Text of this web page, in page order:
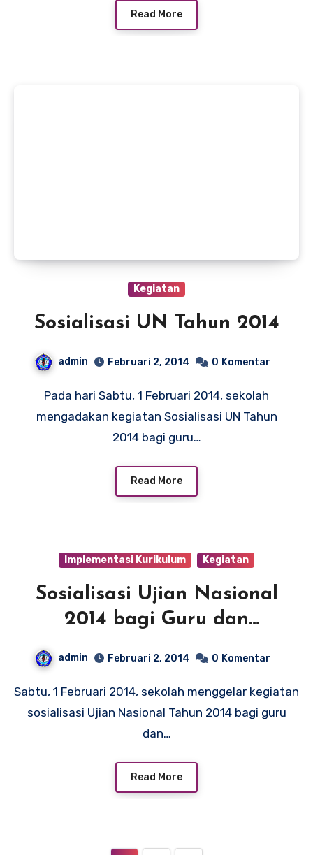
Read More
Kegiatan
Sosialisasi UN Tahun 2014
admin Februari 2, 2014 0 Komentar
Pada hari Sabtu, 1 Februari 2014, sekolah
mengadakan kegiatan Sosialisasi UN Tahun
2014 bagi guru…
Read More
Implementasi Kurikulum Kegiatan
Sosialisasi Ujian Nasional
2014 bagi Guru dan
admin Februari 2, 2014 0 Komentar
Sabtu, 1 Februari 2014, sekolah menggelar kegiatan
sosialisasi Ujian Nasional Tahun 2014 bagi guru
dan…
Read More